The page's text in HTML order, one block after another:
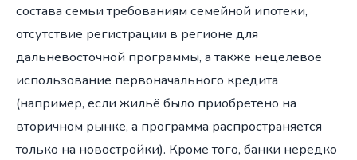
состава семьи требованиям семейной ипотеки,
отсутствие регистрации в регионе для
дальневосточной программы, а также нецелевое
использование первоначального кредита
(например, если жильё было приобретено на
вторичном рынке, а программа распространяется
только на новостройки). Кроме того, банки нередко